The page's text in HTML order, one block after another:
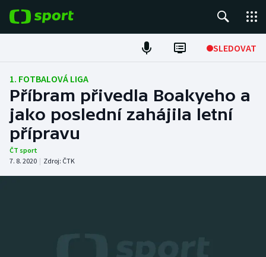
SLEDOVAT
Fotbal
Hokej
Tenis
Atletika
1. FOTBALOVÁ LIGA
Příbram přivedla Boakyeho a
jako poslední zahájila letní
přípravu
ČT sport
7. 8. 2020 | Zdroj: ČTK